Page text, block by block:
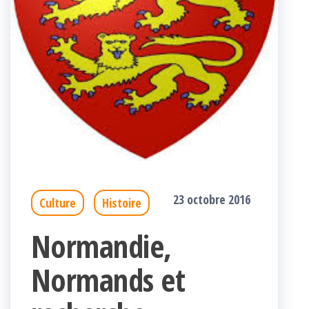
Culture Histoire 23 octobre 2016
Normandie,
Normands et